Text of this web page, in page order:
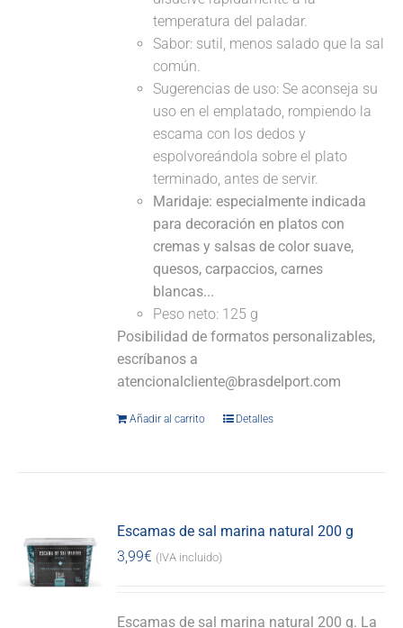
temperatura del paladar.
Sabor: sutil, menos salado que la sal
común.
Sugerencias de uso: Se aconseja su
uso en el emplatado, rompiendo la
escama con los dedos y
espolvoreándola sobre el plato
terminado, antes de servir.
Maridaje: especialmente indicada
para decoración en platos con
cremas y salsas de color suave,
quesos, carpaccios, carnes
blancas...
Peso neto: 125 g
Posibilidad de formatos personalizables,
escríbanos a
atencionalcliente@brasdelport.com
Añadir al carrito Detalles
Escamas de sal marina natural 200 g
3,99€ (IVA incluido)
Escamas de sal marina natural 200 g. La